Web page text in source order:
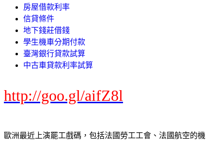
房屋借款利率
信貸條件
地下錢莊借錢
學生機車分期付款
臺灣銀行貸款試算
中古車貸款利率試算
http://goo.gl/aifZ8l
歐洲最近上演罷工戲碼，包括法國勞工工會、法國航空的機